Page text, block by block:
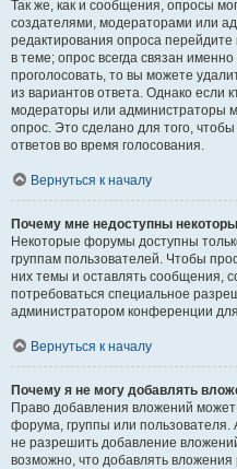
Так же, как и сообщения, опросы
создателями, модераторами или
редактирования опроса
в теме; опрос всегда связан
проголосовать, то вы можете
из вариантов ответа. Однако если
модераторы или администраторы
опрос. Это сделано для того,
ответов во время голосования.
Вернуться к началу
Почему мне недоступны
Некоторые форумы доступны
группам пользователей. Чтобы
них темы и оставлять сообщения,
потребоваться специальное
администратором конференции
Вернуться к началу
Почему я не могу добавлять
Право добавления вложений
форума, группы или
не разрешить добавление
возможно, что добавлять